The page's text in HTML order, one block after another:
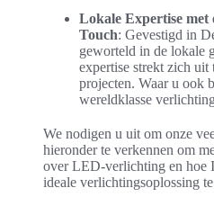
Lokale Expertise met
Touch: Gevestigd in
geworteld in de lokale
expertise strekt zich uit
projecten. Waar u ook
wereldklasse
We nodigen u uit om onze
hieronder te verkennen om
over LED-verlichting en hoe
ideale verlichtingsoplossing